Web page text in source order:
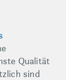
Qualität
sind